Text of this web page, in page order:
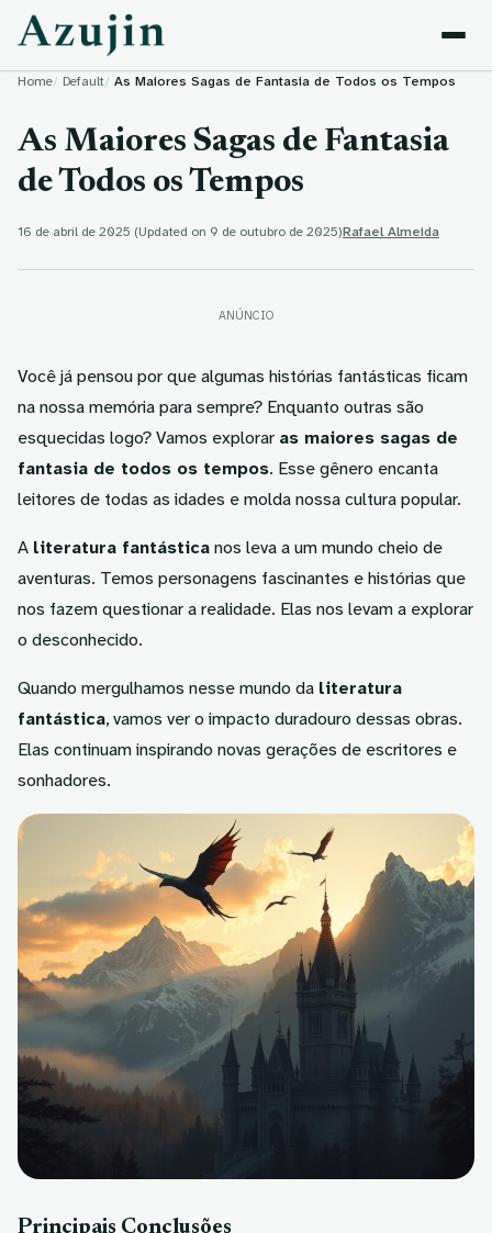
Skip to content
Home Default As Maiores Sagas de Fantasia de Todos os Tempos
As Maiores Sagas de Fantasia
de Todos os Tempos
16 de abril de 2025 (Updated on 9 de outubro de 2025)Rafael Almeida
ANÚNCIO
Você já pensou por que algumas histórias fantásticas ficam
na nossa memória para sempre? Enquanto outras são
esquecidas logo? Vamos explorar as maiores sagas de
fantasia de todos os tempos. Esse gênero encanta
leitores de todas as idades e molda nossa cultura popular.
A literatura fantásticanos leva a um mundo cheio de
aventuras. Temos personagens fascinantes e histórias que
nos fazem questionar a realidade. Elas nos levam a explorar
o desconhecido.
Quando mergulhamos nesse mundo da literatura
fantástica, vamos ver o impacto duradouro dessas obras.
Elas continuam inspirando novas gerações de escritores e
sonhadores.
Principais Conclusões